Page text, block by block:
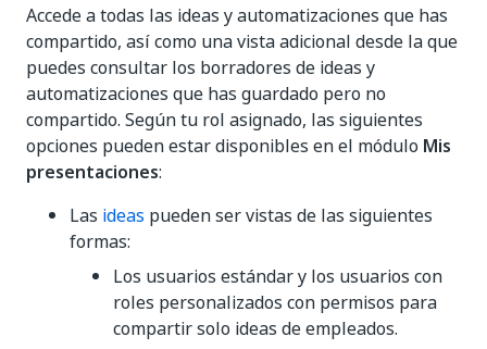
Accede a todas las ideas y automatizaciones que has
compartido, así como una vista adicional desde la que
puedes consultar los borradores de ideas y
automatizaciones que has guardado pero no
compartido. Según tu rol asignado, las siguientes
opciones pueden estar disponibles en el módulo Mis
presentaciones:
Las ideas pueden ser vistas de las siguientes
formas:
Los usuarios estándar y los usuarios con
roles personalizados con permisos para
compartir solo ideas de empleados.